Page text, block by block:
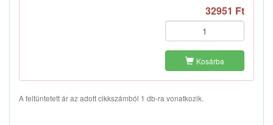
32951 Ft
Kosárba
A feltüntetett ár az adott cikkszámból 1 db-ra vonatkozik.